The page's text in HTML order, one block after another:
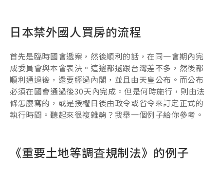
日本禁外國人買房的流程
首先是臨時國會遞案，然後順利的話，在同一會期內完
成委員會與本會表決。這邊都還跟台灣差不多，然後都
順利通過後，還要經過內閣，並且由天皇公布。而公布
必須在國會通過後30天內完成。但是何時施行，則由法
條怎麼寫的，或是授權日後由政令或省令來訂定正式的
執行時間。聽起來很複雜齁？我舉一個例子給你參考。
《重要土地等調査規制法》的例子